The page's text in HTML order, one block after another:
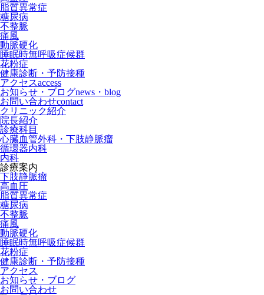
脂質異常症
糖尿病
不整脈
痛風
動脈硬化
睡眠時無呼吸症候群
花粉症
健康診断・予防接種
アクセスaccess
お知らせ・ブログnews・blog
お問い合わせcontact
クリニック紹介
院長紹介
診療科目
心臓血管外科・下肢静脈瘤
循環器内科
内科
診療案内
下肢静脈瘤
高血圧
脂質異常症
糖尿病
不整脈
痛風
動脈硬化
睡眠時無呼吸症候群
花粉症
健康診断・予防接種
アクセス
お知らせ・ブログ
お問い合わせ